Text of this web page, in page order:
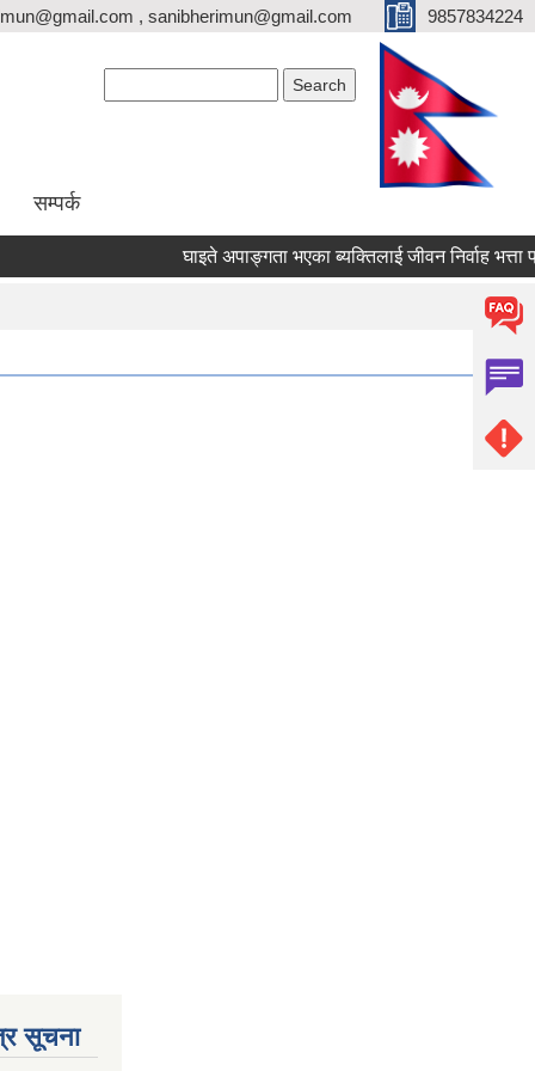
, sanibherimun@gmail.com 9857834224
सम्पर्क
घाइते अपाङ्गता भएका ब्यक्तिलाई जीवन निर्वाह भत्ता
सूचना